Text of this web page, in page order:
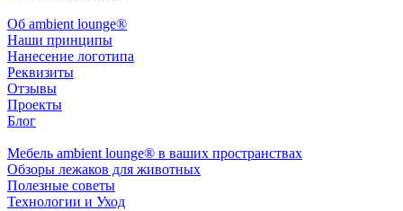
Oб ambient lounge®
Наши принципы
Нанесение логотипа
Реквизиты
Отзывы
Проекты
Блог
Мебель ambient lounge® в ваших пространствах
Обзоры лежаков для животных
Полезные советы
Технологии и Уход